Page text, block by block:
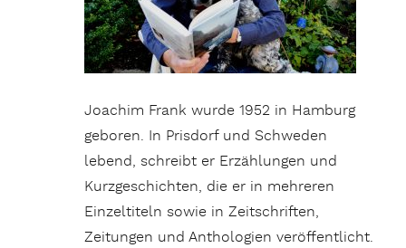
Joachim Frank wurde 1952 in Hamburg
geboren. In Prisdorf und Schweden
lebend, schreibt er Erzählungen und
Kurzgeschichten, die er in mehreren
Einzeltiteln sowie in Zeitschriften,
Zeitungen und Anthologien veröffentlicht.